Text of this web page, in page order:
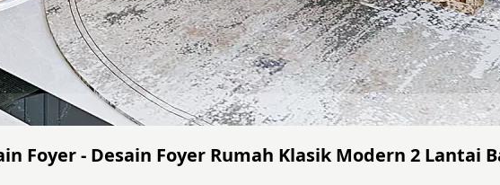
Foyer - Desain Foyer Rumah Klasik Modern 2 Lantai